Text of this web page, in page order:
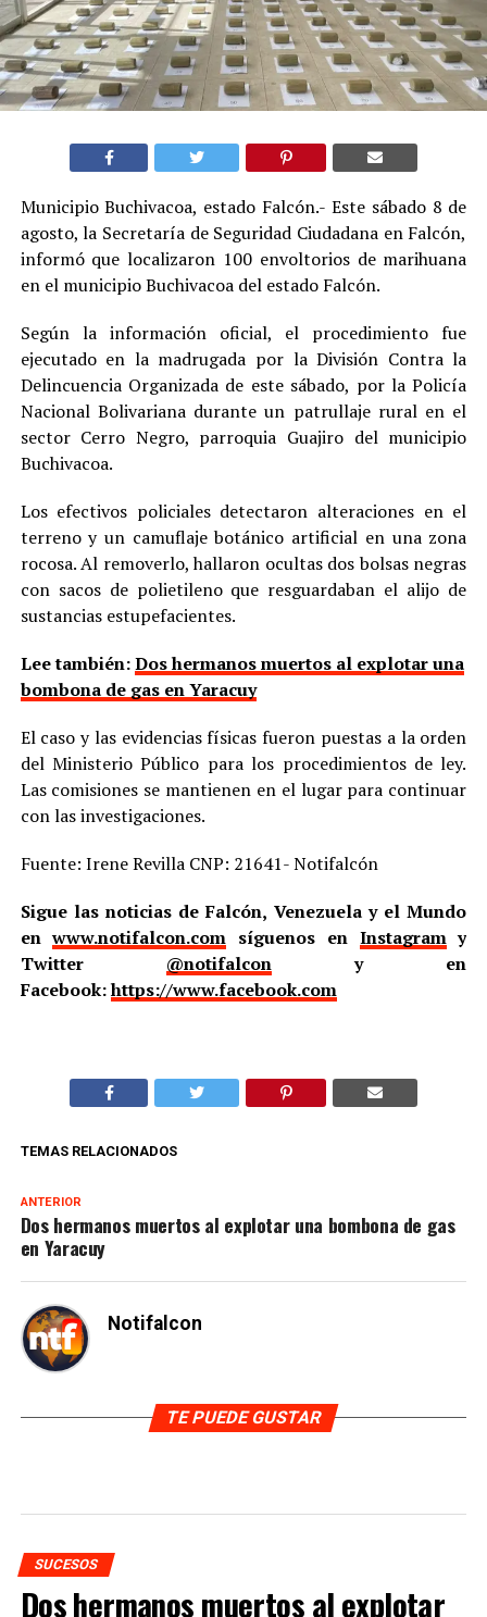
Municipio Buchivacoa, estado Falcón.- Este sábado 8 de
agosto, la Secretaría de Seguridad Ciudadana en Falcón,
informó que localizaron 100 envoltorios de marihuana
en el municipio Buchivacoa del estado Falcón.
Según la información oficial, el procedimiento fue
ejecutado en la madrugada por la División Contra la
Delincuencia Organizada de este sábado, por la Policía
Nacional Bolivariana durante un patrullaje rural en el
sector Cerro Negro, parroquia Guajiro del municipio
Buchivacoa.
Los efectivos policiales detectaron alteraciones en el
terreno y un camuflaje botánico artificial en una zona
rocosa. Al removerlo, hallaron ocultas dos bolsas negras
con sacos de polietileno que resguardaban el alijo de
sustancias estupefacientes.
Lee también:Dos hermanos muertos al explotar una
bombona de gas en Yaracuy
El caso y las evidencias físicas fueron puestas a la orden
del Ministerio Público para los procedimientos de ley.
Las comisiones se mantienen en el lugar para continuar
con las investigaciones.
Fuente: Irene Revilla CNP: 21641- Notifalcón
Sigue las noticias de Falcón, Venezuela y el Mundo
enwww.notifalcon.com síguenos en Instagramy
Twitter @notifalcony en
Facebook:https://www.facebook.com
TEMAS RELACIONADOS
ANTERIOR
Dos hermanos muertos al explotar una bombona de gas
en Yaracuy
Notifalcon
TE PUEDE GUSTAR
SUCESOS
Dos hermanos muertos al explotar